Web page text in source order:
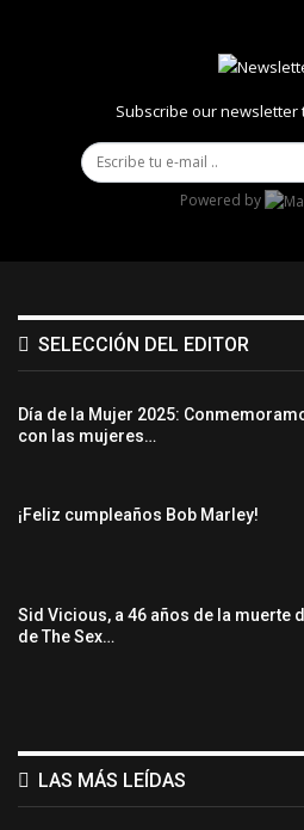
Subscribe our newsletter
Powered by
SELECCIÓN DEL EDITOR
Día de la Mujer 2025:
con las mujeres…
¡Feliz cumpleaños Bob Marley!
Sid Vicious, a 46 años de la muerte
de The Sex…
LAS MÁS LEÍDAS